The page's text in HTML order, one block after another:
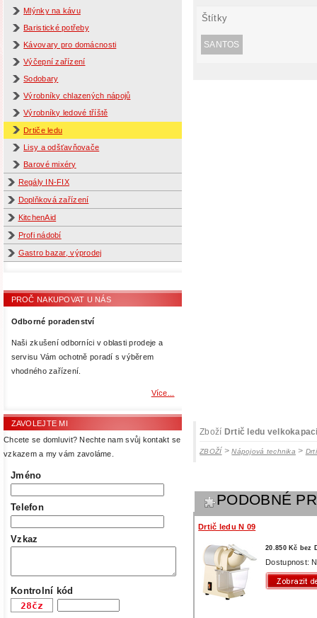
Mlýnky na kávu
Baristické potřeby
Kávovary pro domácnosti
Výčepní zařízení
Sodobary
Výrobníky chlazených nápojů
Výrobníky ledové tříště
Drtiče ledu
Lisy a odšťavňovače
Barové mixéry
Regály IN-FIX
Doplňková zařízení
KitchenAid
Profi nádobí
Gastro bazar, výprodej
PROČ NAKUPOVAT U NÁS
Odborné poradenství
Naši zkušení odborníci v oblasti prodeje a
servisu Vám ochotně poradí s výběrem
vhodného zařízení.
Více...
ZAVOLEJTE MI
Chcete se domluvit? Nechte nam svůj kontakt se
vzkazem a my vám zavoláme.
Jméno
Telefon
Vzkaz
Kontrolní kód
Štítky
SANTOS
Zboží Drtič ledu
ZBOŽÍ>Nápojová technika >
PODOBNÉ
Drtič ledu N 09
20.850 Kč bez
Dostupnost: